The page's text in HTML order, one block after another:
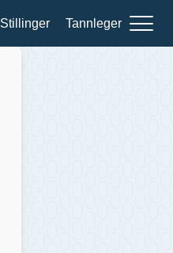
Stillinger Tannleger